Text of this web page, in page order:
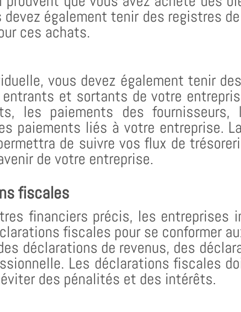
devez également tenir des registres
ces achats.
vous devez également tenir
et sortants de votre
les paiements des fournisseurs,
paiements liés à votre entreprise.
de suivre vos flux de
de votre entreprise.
fiscales
financiers précis, les entreprises
fiscales pour se conformer
déclarations de revenus, des
Les déclarations fiscales
des pénalités et des intérêts.